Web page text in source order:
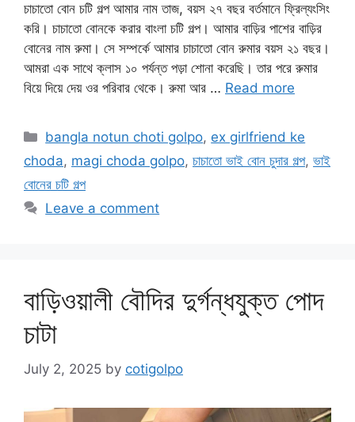
চাচাতো বোন চটি গল্প আমার নাম তাজ, বয়স ২৭ বছর বর্তমানে ফ্রিল্যংসিং
করি। চাচাতো বোনকে করার বাংলা চটি গল্প। আমার বাড়ির পাশের বাড়ির
বোনের নাম রুমা। সে সম্পর্কে আমার চাচাতো বোন রুমার বয়স ২১ বছর।
আমরা এক সাথে ক্লাস ১০ পর্যন্ত পড়া শোনা করেছি। তার পরে রুমার
বিয়ে দিয়ে দেয় ওর পরিবার থেকে। রুমা আর … Read more
Categories
bangla notun choti golpo, ex girlfriend ke
choda, magi choda golpo, চাচাতো ভাই বোন চুদার গল্প, ভাই
বোনের চটি গল্প
Leave a comment
বাড়িওয়ালী বৌদির দুর্গন্ধযুক্ত পোদ
চাটা
July 2, 2025 by cotigolpo